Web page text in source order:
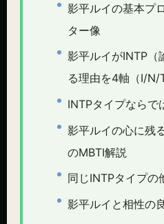
影平ルイの基本プ
ター像
影平ルイがINTP（
る理由を4軸（I/N/
INTPタイプならで
影平ルイの心に残
のMBTI解説
同じINTPタイプの
影平ルイと相性の